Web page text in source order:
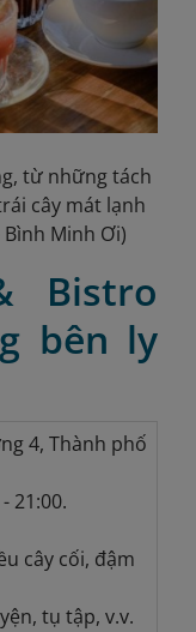
từ những tách
cây mát lạnh
Bình Minh Ơi)
Bistro
bên ly
4, Thành phố
21:00.
cây cối, đậm
tụ tập, v.v.